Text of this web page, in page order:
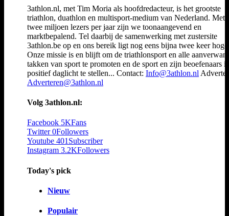
3athlon.nl, met Tim Moria als hoofdredacteur, is het grootste
triathlon, duathlon en multisport-medium van Nederland. Met
twee miljoen lezers per jaar zijn we toonaangevend en
marktbepalend. Tel daarbij de samenwerking met zustersite
3athlon.be op en ons bereik ligt nog eens bijna twee keer
Onze missie is en blijft om de triathlonsport en alle
takken van sport te promoten en de sport en zijn beoefenaars
positief daglicht te stellen... Contact: Info@3athlon.nl
Adverteren@3athlon.nl
Volg 3athlon.nl:
Facebook 5KFans
Twitter 0Followers
Youtube 401 Subscriber
Instagram 3.2KFollowers
Today's pick
Nieuw
Populair